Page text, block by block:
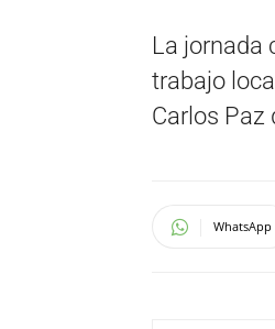
La jornada
trabajo
Carlos Paz
WhatsApp